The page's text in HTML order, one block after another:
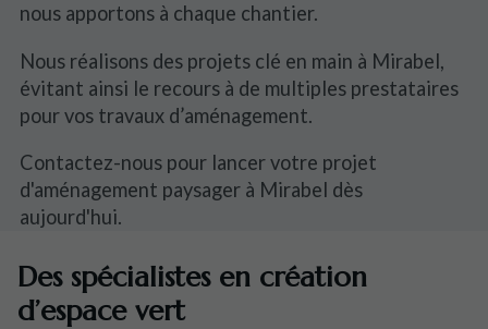
nous apportons à chaque chantier.
Nous réalisons des projets clé en main à Mirabel,
évitant ainsi le recours à de multiples prestataires
pour vos travaux d’aménagement.
Contactez-nous pour lancer votre projet
d'aménagement paysager à Mirabel dès
aujourd'hui.
Des spécialistes en création
d’espace vert